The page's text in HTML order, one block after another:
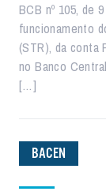
BCB nº 105, de
funcionamento
(STR), da conta
no Banco
[…]
BACEN